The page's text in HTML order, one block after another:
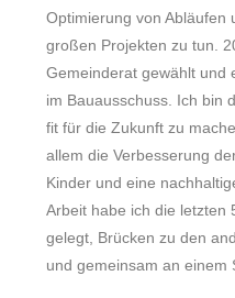
Optimierung von Abläufen
großen Projekten zu tun.
Gemeinderat gewählt und
im Bauausschuss. Ich bin
fit für die Zukunft zu
allem die Verbesserung
Kinder und eine
Arbeit habe ich die letzten
gelegt, Brücken zu den
und gemeinsam an einem